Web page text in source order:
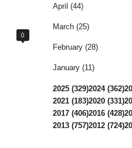
0
April (44)
March (25)
February (28)
January (11)
2025 (329)2024 (362)
2021 (183)2020 (331)
2017 (406)2016 (428)
2013 (757)2012 (724)